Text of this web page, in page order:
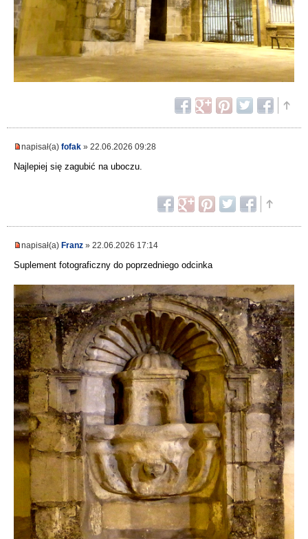
napisał(a) fofak » 22.06.2026 09:28
Najlepiej się zagubić na uboczu.
napisał(a) Franz » 22.06.2026 17:14
Suplement fotograficzny do poprzedniego odcinka